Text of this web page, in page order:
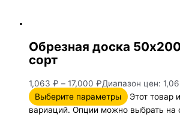
Обрезная доска
сорт
1,063 ₽ – 17,000 ₽Диапазон цен:
Выберите параметры
Этот товар
вариаций. Опции можно выбрать на